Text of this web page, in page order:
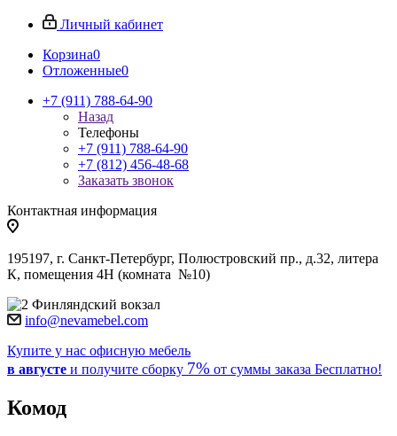
Личный кабинет
Корзина0
Отложенные0
+7 (911) 788-64-90
Назад
Телефоны
+7 (911) 788-64-90
+7 (812) 456-48-68
Заказать звонок
Контактная информация
195197, г. Санкт-Петербург, Полюстровский пр., д.32, литера
К, помещения 4Н (комната №10)
Финляндский вокзал
info@nevamebel.com
Купите у нас офисную мебель
в августе и получите сборку 7% от суммы заказа Бесплатно!
Комод